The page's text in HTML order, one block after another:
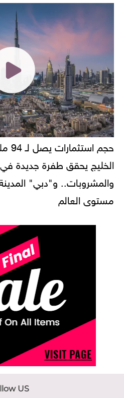
الخليج يحقق طفرة جديدة
والمشروبات.. و"دبي" المدينة
مستوى العالم
US